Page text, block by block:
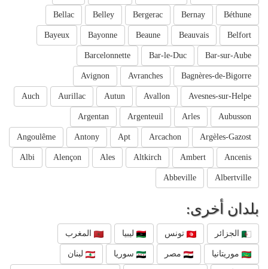
Béthune
Bernay
Bergerac
Belley
Bellac
Belfort
Beauvais
Beaune
Bayonne
Bayeux
Bar-sur-Aube
Bar-le-Duc
Barcelonnette
Bagnères-de-Bigorre
Avranches
Avignon
Avesnes-sur-Helpe
Avallon
Autun
Aurillac
Auch
Aubusson
Arles
Argenteuil
Argentan
Argèles-Gazost
Arcachon
Apt
Antony
Angoulême
Ancenis
Ambert
Altkirch
Ales
Alençon
Albi
Albertville
Abbeville
بلدان أخرى:
الجزائر تونس ليبيا المغرب
موريتانيا مصر سوريا لبنان